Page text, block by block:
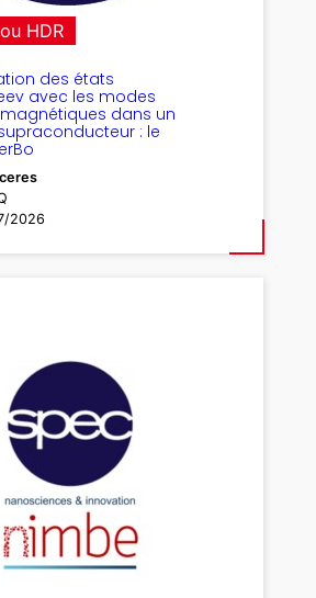
HDR
des états
avec les modes
dans un
: le
2026